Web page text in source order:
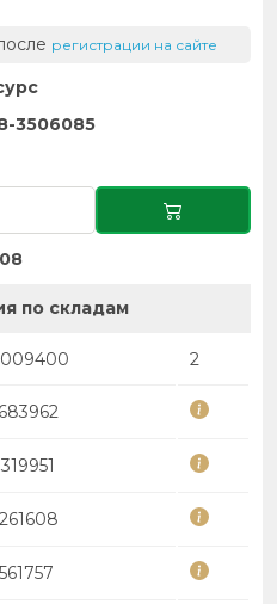
регистрации на сайте
3506085
по складам
2